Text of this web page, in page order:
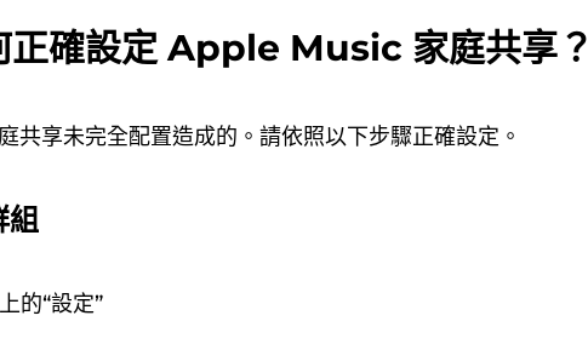
正確設定 Apple Music 家庭共享？
共享未完全配置造成的。請依照以下步驟正確設定。
組
的“設定”